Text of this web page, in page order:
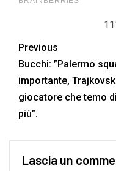
Previous
Bucchi: ”Palermo
importante,
giocatore che temo di
più”.
Lascia un